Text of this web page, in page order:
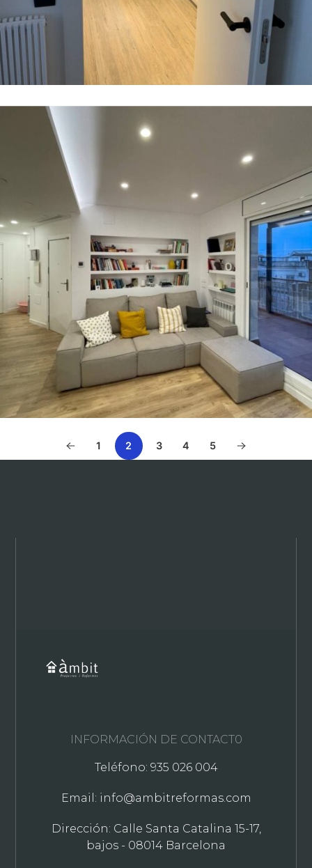
1 2 3 4 5
INFORMACIÓN DE CONTACT0
Teléfono: 935 026 004
Email: info@ambitreformas.com
Dirección: Calle Santa Catalina 15-17,
bajos - 08014 Barcelona